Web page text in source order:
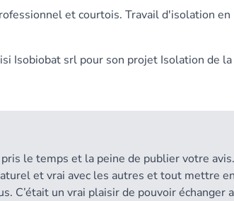
et courtois. Travail d'isolation
Isobiobat srl pour son projet Isolation de
le temps et la peine de publier votre
et vrai avec les autres et tout mettre
C’était un vrai plaisir de pouvoir échanger